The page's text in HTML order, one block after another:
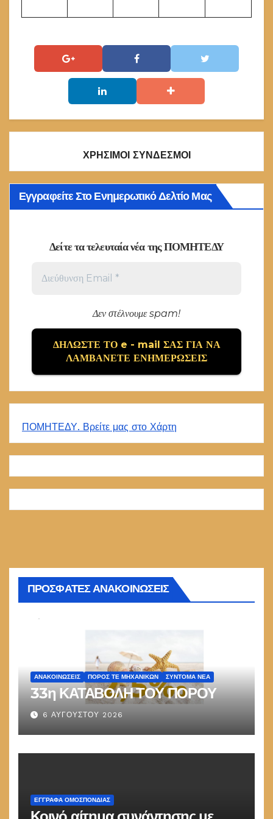
ΧΡΗΣΙΜΟΙ ΣΥΝΔΕΣΜΟΙ
Εγγραφείτε Στο Ενημερωτικό Δελτίο Μας
Δείτε τα τελευταία νέα της ΠΟΜΗΤΕΔΥ
Δεν στέλνουμε spam!
ΠΟΜΗΤΕΔΥ. Βρείτε μας στο Χάρτη
ΠΡΟΣΦΑΤΕΣ ΑΝΑΚΟΙΝΩΣΕΙΣ
ΑΝΑΚΟΙΝΏΣΕΙΣ ΠΌΡΟΣ ΤΕ ΜΗΧΑΝΙΚΏΝ ΣΎΝΤΟΜΑ ΝΈΑ
33η ΚΑΤΑΒΟΛΗ ΤΟΥ ΠΟΡΟΥ
6 ΑΥΓΟΎΣΤΟΥ 2026
ΕΓΓΡΑΦΑ ΟΜΟΣΠΟΝΔΙΑΣ